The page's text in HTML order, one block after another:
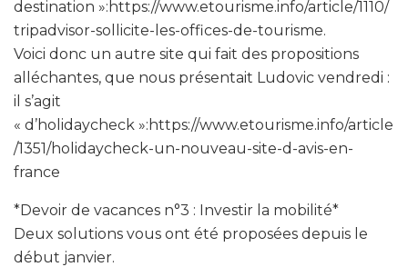
destination »:https://www.etourisme.info/article/1110/
tripadvisor-sollicite-les-offices-de-tourisme.
Voici donc un autre site qui fait des propositions
alléchantes, que nous présentait Ludovic vendredi :
il s’agit
« d’holidaycheck »:https://www.etourisme.info/article
/1351/holidaycheck-un-nouveau-site-d-avis-en-
france
*Devoir de vacances n°3 : Investir la mobilité*
Deux solutions vous ont été proposées depuis le
début janvier.